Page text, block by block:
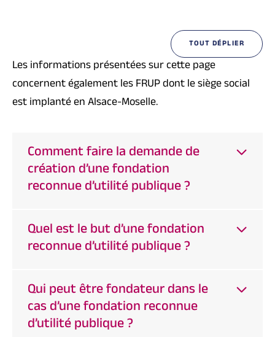
TOUT DÉPLIER
Les informations présentées sur cette page
concernent également les FRUP dont le siège social
est implanté en Alsace-Moselle.
Comment faire la demande de
création d’une fondation
reconnue d’utilité publique ?
Quel est le but d’une fondation
reconnue d’utilité publique ?
Qui peut être fondateur dans le
cas d’une fondation reconnue
d’utilité publique ?